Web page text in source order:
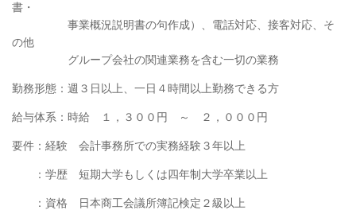
書・
事業概況説明書の句作成）、電話対応、接客対応、そ
の他
グループ会社の関連業務を含む一切の業務
勤務形態：週３日以上、一日４時間以上勤務できる方
給与体系：時給 １，３００円 ～ ２，０００円
要件：経験 会計事務所での実務経験３年以上
：学歴 短期大学もしくは四年制大学卒業以上
：資格 日本商工会議所簿記検定２級以上